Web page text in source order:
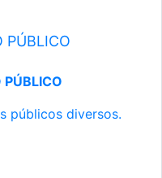
PÚBLICO
PÚBLICO
públicos diversos.